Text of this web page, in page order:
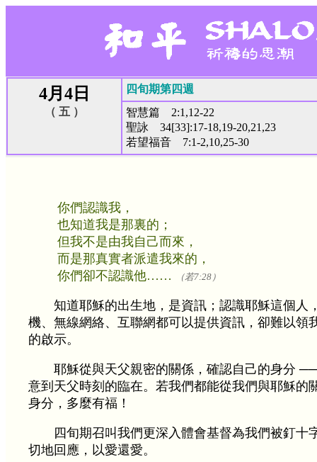
4月4日
（ 五 ）
四旬期第四週
智慧篇 2:1,12-22
聖詠 34[33]:17-18,19-20,21,23
若望福音 7:1-2,10,25-30
你們認識我，
也知道我是那裏的；
但我不是由我自己而來，
而是那真實者派遣我來的，
你們卻不認識他……
（若7:28）
知道耶穌的出生地，是資訊；認識耶穌這個人
機、無線網絡、互聯網都可以提供資訊，卻難以領
的啟示。
耶穌從與天父親密的關係，確認自己的身分
意到天父時刻的臨在。若我們都能從我們與耶穌的
身分，多麼有福！
四旬期召叫我們更深入體會基督為我們被釘十
切地回應，以愛還愛。